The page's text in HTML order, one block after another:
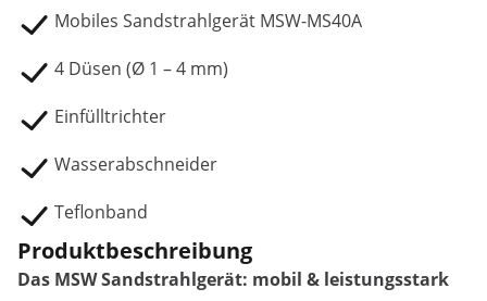
Mobiles Sandstrahlgerät MSW-MS40A
4 Düsen (Ø 1 – 4 mm)
Einfülltrichter
Wasserabschneider
Teflonband
Produktbeschreibung
Das MSW Sandstrahlgerät: mobil & leistungsstark